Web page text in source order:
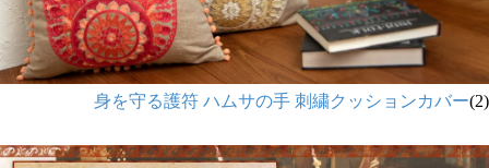
身を守る護符 ハムサの手 刺繍クッションカバー(2)